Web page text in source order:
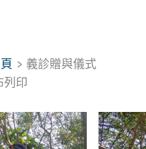
義診贈與儀式
列印